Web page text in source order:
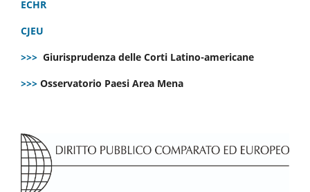
ECHR
CJEU
>>> Giurisprudenza delle Corti Latino-americane
>>> Osservatorio Paesi Area Mena